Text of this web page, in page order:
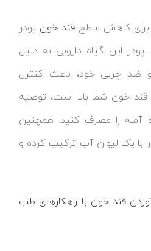
برای کاهش سطحقند خون پودر
این گیاه دارویی به دلیل
چربی خود، باعث کنترل
خون شما بالا است، توصیه
آمله را مصرف کنید. همچنین
با یک لیوان آب ترکیب کرده و
قند خون با راهکارهای طب